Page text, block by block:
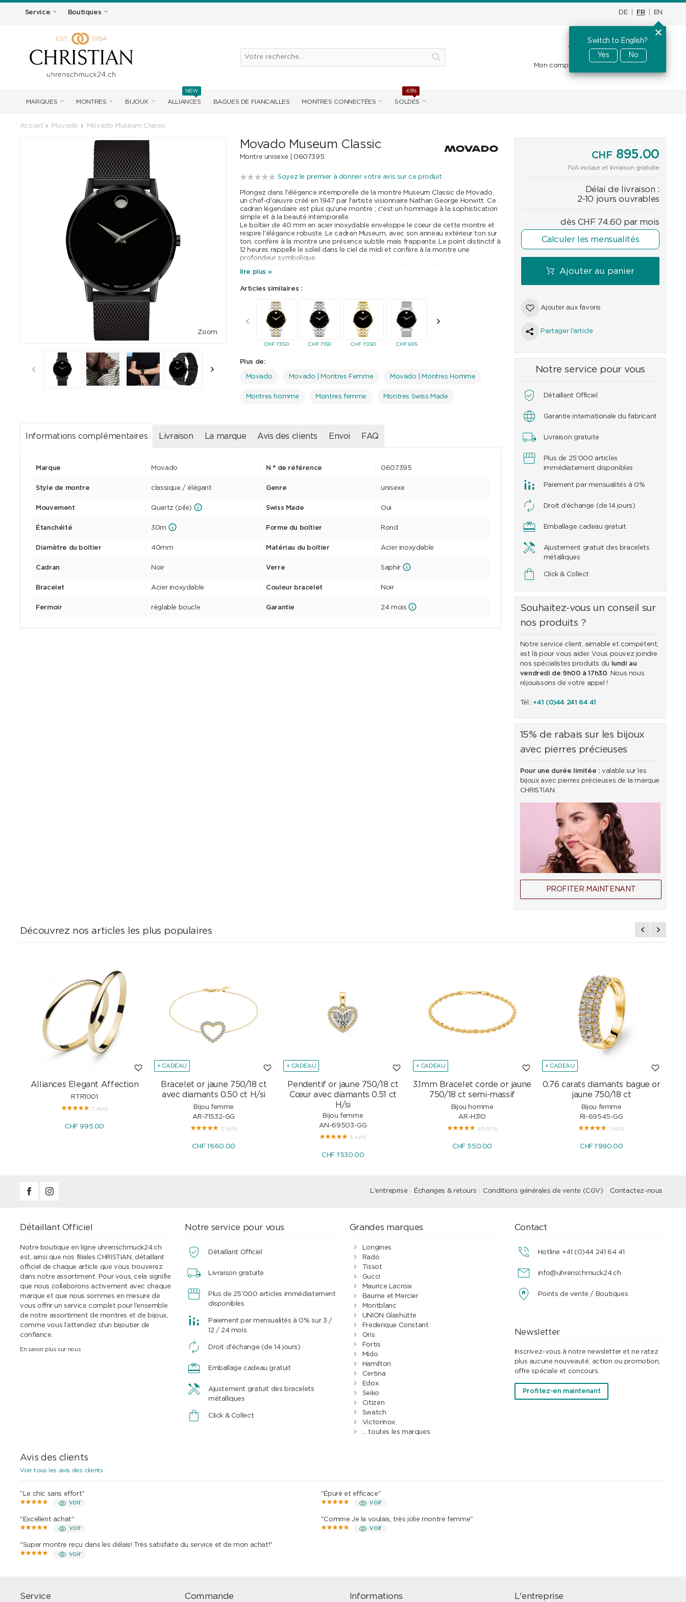
Service Boutiques DE FR EN
Switch to English?
Yes
No
Panier d'achat CHF0.00
Mon compte
MARQUES MONTRES BIJOUX ALLIANCES
NEW
BAGUES DE FIANÇAILLES MONTRES CONNECTÉES SOLDES
-65%
Accueil Movado Movado Museum Classic
Zoom
Movado Museum Classic
Montre unisexe | 0607395
Soyez le premier à donner votre avis sur ce produit
Plongez dans l'élégance intemporelle de la montre Museum Classic de Movado,
un chef-d'œuvre créé en 1947 par l'artiste visionnaire Nathan George Horwitt. Ce
cadran légendaire est plus qu'une montre ; c'est un hommage à la sophistication
simple et à la beauté intemporelle.
Le boîtier de 40 mm en acier inoxydable enveloppe le cœur de cette montre et
respire l'élégance robuste. Le cadran Museum, avec son anneau extérieur ton sur
ton, confère à la montre une présence subtile mais frappante. Le point distinctif à
12 heures rappelle le soleil dans le ciel de midi et confère à la montre une
profondeur symbolique.
La montre Movado Museum Classic incarne l'excellence en matière de design et
d'artisanat. Chaque regard sur le cadran révèle la fusion magistrale de l'art et de
une expérience de port confortable.
portez aussi un morceau d'histoire à votre poignet. La Museum Classic n'est pas
seulement une montre - c'est une icône intemporelle qui prend le pouls du temps
avec une touche de luxe et de raffinement.
lire plus »
Articles similaires :
CHF1'350 CHF1'150 CHF1'050 CHF695
Plus de:
Movado Movado | Montres Femme Movado | Montres Homme
Montres homme Montres femme Montres Swiss Made
CHF895.00
TVA incluse et livraison gratuite
Délai de livraison :
2-10 jours ouvrables
dès CHF 74.60 par mois
Calculer les mensualités
Ajouter au panier
Ajouter aux favoris
Partager l'article
Notre service pour vous
Détaillant Officiel
Garantie internationale du fabricant
Livraison gratuite
Plus de 25'000 articles
immédiatement disponibles
Paiement par mensualités à 0%
Droit d’échange (de 14 jours)
Emballage cadeau gratuit
Ajustement gratuit des bracelets
métalliques
Click & Collect
Souhaitez-vous un conseil sur
nos produits ?
Notre service client, aimable et compétent,
est là pour vous aider. Vous pouvez joindre
nos spécialistes produits du
lundi au
vendredi de 9h00 à 17h30. Nous nous
réjouissons de votre appel !
Tél.: +41 (0)44 241 64 41
15% de rabais sur les bijoux
avec pierres précieuses
Pour une durée limitée : valable sur les
bijoux avec pierres précieuses de la marque
CHRISTIAN.
PROFITER MAINTENANT
Informations complémentaires Livraison La marque Avis des clients Envoi FAQ
Marque Movado N ° de référence 0607395
Style de montre classique / élégant Genre unisexe
Mouvement Quartz (pile) Swiss Made Oui
Étanchéité 30m Forme du boîtier Rond
Diamètre du boîtier 40mm Matériau du boîtier Acier inoxydable
Cadran Noir Verre Saphir
Bracelet Acier inoxydable Couleur bracelet Noir
Fermoir réglable boucle Garantie 24 mois
Découvrez nos articles les plus populaires
Alliances Elegant Affection
RTR1001
7 AVIS
CHF 995.00
+ CADEAU
Bracelet or jaune 750/18 ct
avec diamants 0.50 ct H/si
Bijou femme
AR-71532-GG
2 AVIS
CHF 1'660.00
+ CADEAU
Pendentif or jaune 750/18 ct
Cœur avec diamants 0.51 ct
H/si
Bijou femme
AN-69503-GG
6 AVIS
CHF 1'530.00
+ CADEAU
3.1mm Bracelet corde or jaune
750/18 ct semi-massif
Bijou homme
AR-H310
45 AVIS
CHF 550.00
+ CADEAU
0.76 carats diamants bague or
jaune 750/18 ct
Bijou femme
RI-69545-GG
1 AVIS
CHF 1'990.00
L'entreprise Échanges & retours Conditions générales de vente (CGV) Contactez-nous
Détaillant Officiel
Notre boutique en ligne uhrenschmuck24.ch
est, ainsi que nos filiales CHRISTIAN, détaillant
officiel de chaque article que vous trouverez
dans notre assortiment. Pour vous, cela signifie
que nous collaborons activement avec chaque
marque et que nous sommes en mesure de
vous offrir un service complet pour l’ensemble
de notre assortiment de montres et de bijoux,
comme vous l’attendez d’un bijoutier de
confiance.
En savoir plus sur nous
Notre service pour vous
Détaillant Officiel
Livraison gratuite
Plus de 25'000 articles immédiatement
disponibles
Paiement par mensualités à 0% sur 3 /
12 / 24 mois
Droit d'échange (de 14 jours)
Emballage cadeau gratuit
Ajustement gratuit des bracelets
métalliques
Click & Collect
Grandes marques
Longines
Rado
Tissot
Gucci
Maurice Lacroix
Baume et Mercier
Montblanc
UNION Glashütte
Frederique Constant
Oris
Fortis
Mido
Hamilton
Certina
Edox
Seiko
Citizen
Swatch
Victorinox
... toutes les marques
Contact
Hotline +41 (0)44 241 64 41
info@uhrenschmuck24.ch
Points de vente / Boutiques
Newsletter
Inscrivez-vous à notre newsletter et ne ratez
plus aucune nouveauté, action ou promotion,
offre spéciale et concours.
Profitez-en maintenant
Avis des clients
Voir tous les avis des clients
"Le chic sans effort"
voir
"Épuré et efficace"
voir
"Excellent achat"
voir
"Comme Je la voulais, très jolie montre femme"
voir
"Super montre reçu dans les délais! Très satisfaite du service et de mon achat!"
voir
Service Commande Informations L'entreprise